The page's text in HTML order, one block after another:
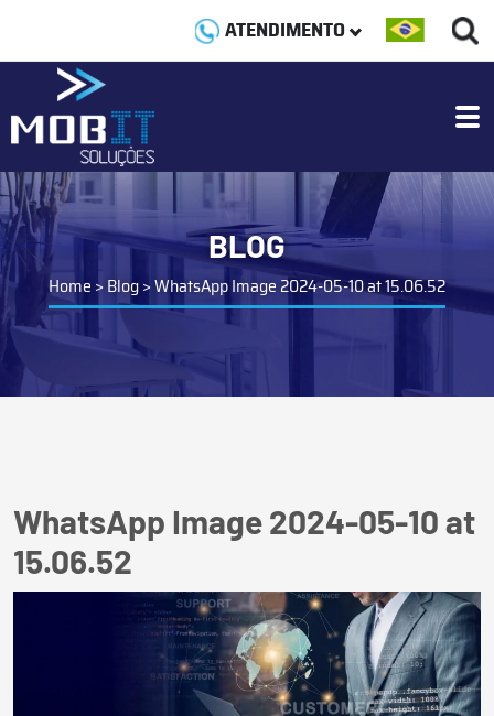
ATENDIMENTO
BLOG
Home > Blog>WhatsApp Image 2024-05-10 at 15.06.52
WhatsApp Image 2024-05-10 at
15.06.52